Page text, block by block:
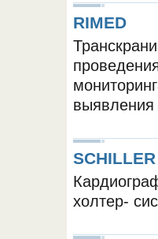
МЕДКОМ
RIMED
SCHILLER
холтер-